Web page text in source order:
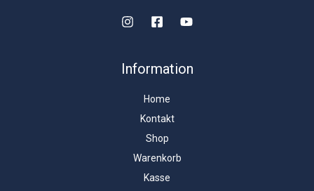
Information
Home
Kontakt
Shop
Warenkorb
Kasse